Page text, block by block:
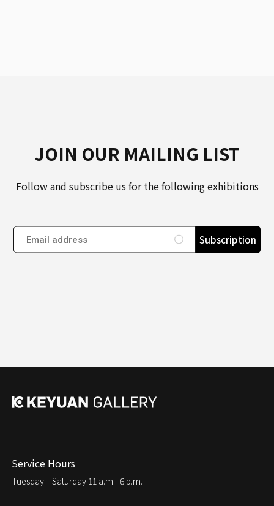
JOIN OUR MAILING LIST
Follow and subscribe us for the following exhibitions
Subscription
Service Hours
Tuesday – Saturday 11 a.m.- 6 p.m.